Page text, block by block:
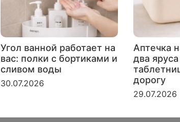
Угол ванной работает на
вас: полки с бортиками и
сливом воды
30.07.2026
Аптечка
два
дорогу
29.07.2026